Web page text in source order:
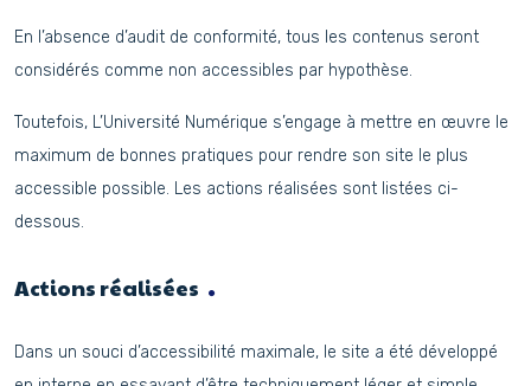
En l’absence d’audit de conformité, tous les contenus seront
considérés comme non accessibles par hypothèse.
Toutefois, L’Université Numérique s’engage à mettre en œuvre le
maximum de bonnes pratiques pour rendre son site le plus
accessible possible. Les actions réalisées sont listées ci-
dessous.
Actions réalisées
Dans un souci d’accessibilité maximale, le site a été développé